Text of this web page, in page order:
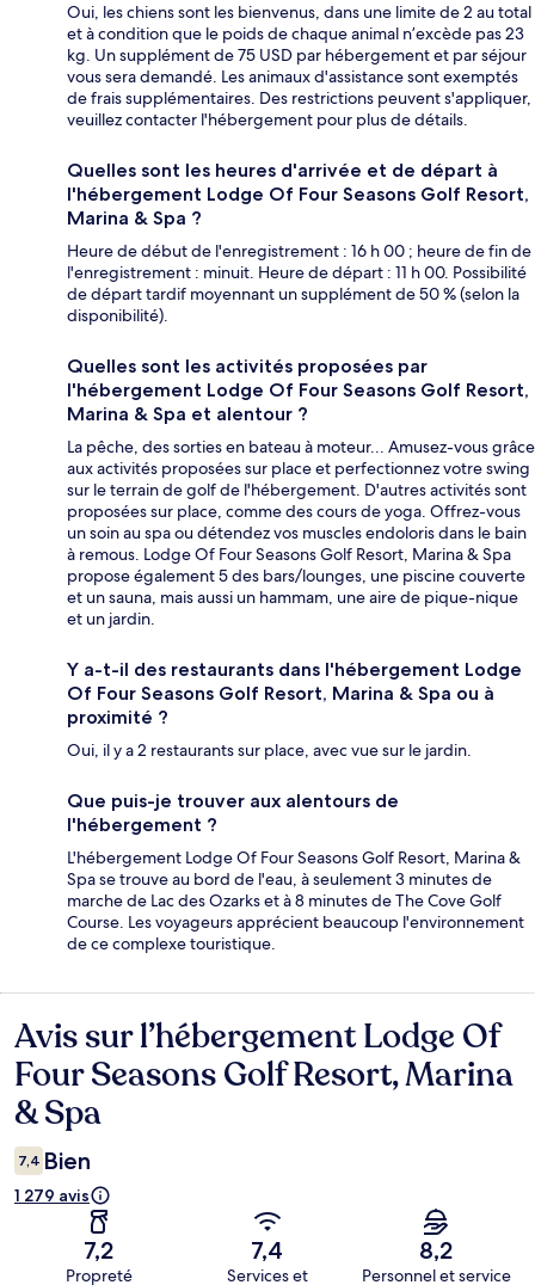
Oui, les chiens sont les bienvenus, dans une limite de 2 au total
et à condition que le poids de chaque animal n’excède pas 23
kg. Un supplément de 75 USD par hébergement et par séjour
vous sera demandé. Les animaux d'assistance sont exemptés
de frais supplémentaires. Des restrictions peuvent s'appliquer,
veuillez contacter l'hébergement pour plus de détails.
Quelles sont les heures d'arrivée et de départ à
l'hébergement Lodge Of Four Seasons Golf Resort,
Marina & Spa ?
Heure de début de l'enregistrement : 16 h 00 ; heure de fin de
l'enregistrement : minuit. Heure de départ : 11 h 00. Possibilité
de départ tardif moyennant un supplément de 50 % (selon la
disponibilité).
Quelles sont les activités proposées par
l'hébergement Lodge Of Four Seasons Golf Resort,
Marina & Spa et alentour ?
La pêche, des sorties en bateau à moteur... Amusez-vous grâce
aux activités proposées sur place et perfectionnez votre swing
sur le terrain de golf de l'hébergement. D'autres activités sont
proposées sur place, comme des cours de yoga. Offrez-vous
un soin au spa ou détendez vos muscles endoloris dans le bain
à remous. Lodge Of Four Seasons Golf Resort, Marina & Spa
propose également 5 des bars/lounges, une piscine couverte
et un sauna, mais aussi un hammam, une aire de pique-nique
et un jardin.
Y a-t-il des restaurants dans l'hébergement Lodge
Of Four Seasons Golf Resort, Marina & Spa ou à
proximité ?
Oui, il y a 2 restaurants sur place, avec vue sur le jardin.
Que puis-je trouver aux alentours de
l'hébergement ?
L'hébergement Lodge Of Four Seasons Golf Resort, Marina &
Spa se trouve au bord de l'eau, à seulement 3 minutes de
marche de Lac des Ozarks et à 8 minutes de The Cove Golf
Course. Les voyageurs apprécient beaucoup l'environnement
de ce complexe touristique.
Avis
Avis sur l’hébergement Lodge Of
Four Seasons Golf Resort, Marina
& Spa
7,4 Bien
1 279 avis
7,2
Propreté
7,4
Services et
8,2
Personnel et service